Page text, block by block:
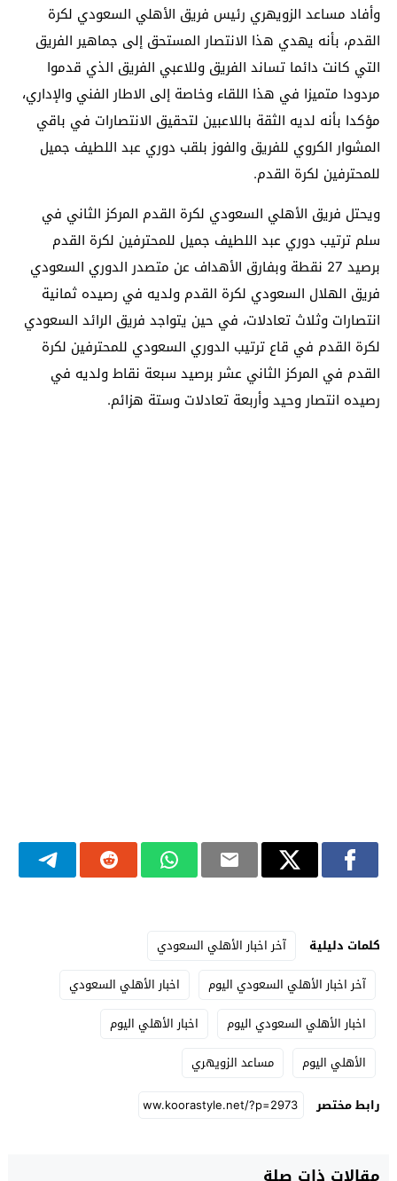
وأفاد مساعد الزويهري رئيس فريق الأهلي السعودي لكرة
القدم، بأنه يهدي هذا الانتصار المستحق إلى جماهير الفريق
التي كانت دائما تساند الفريق وللاعبي الفريق الذي قدموا
مردودا متميزا في هذا اللقاء وخاصة إلى الاطار الفني والإداري،
مؤكدا بأنه لديه الثقة باللاعبين لتحقيق الانتصارات في باقي
المشوار الكروي للفريق والفوز بلقب دوري عبد اللطيف جميل
للمحترفين لكرة القدم.
ويحتل فريق الأهلي السعودي لكرة القدم المركز الثاني في
سلم ترتيب دوري عبد اللطيف جميل للمحترفين لكرة القدم
برصيد 27 نقطة وبفارق الأهداف عن متصدر الدوري السعودي
فريق الهلال السعودي لكرة القدم ولديه في رصيده ثمانية
انتصارات وثلاث تعادلات، في حين يتواجد فريق الرائد السعودي
لكرة القدم في قاع ترتيب الدوري السعودي للمحترفين لكرة
القدم في المركز الثاني عشر برصيد سبعة نقاط ولديه في
رصيده انتصار وحيد وأربعة تعادلات وستة هزائم.
كلمات دليلية
آخر اخبار الأهلي السعودي
آخر اخبار الأهلي السعودي اليوم
اخبار الأهلي السعودي
اخبار الأهلي السعودي اليوم
اخبار الأهلي اليوم
الأهلي اليوم
مساعد الزويهري
رابط مختصر